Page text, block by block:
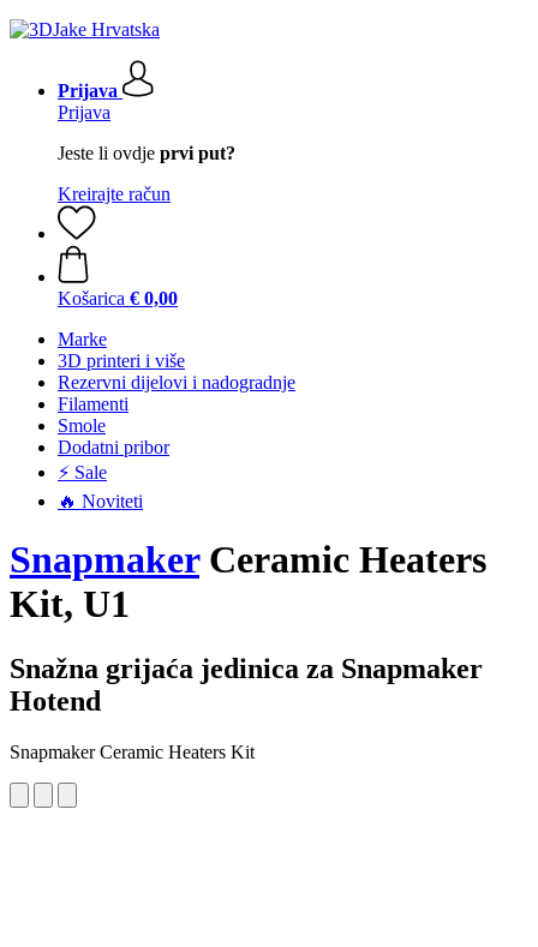
Prijava
Prijava
Jeste li ovdje prvi put?
Kreirajte račun
Košarica € 0,00
Marke
3D printeri i više
Rezervni dijelovi i nadogradnje
Filamenti
Smole
Dodatni pribor
⚡ Sale
🔥 Noviteti
SnapmakerCeramic Heaters
Kit, U1
Snažna grijaća jedinica za Snapmaker
Hotend
Snapmaker Ceramic Heaters Kit